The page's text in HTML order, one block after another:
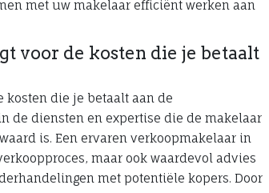
met uw makelaar efficiënt werken aan
voor de kosten die je betaalt
kosten die je betaalt aan de
de diensten en expertise die de makelaar
is. Een ervaren verkoopmakelaar in
maar ook waardevol advies
met potentiële kopers. Door